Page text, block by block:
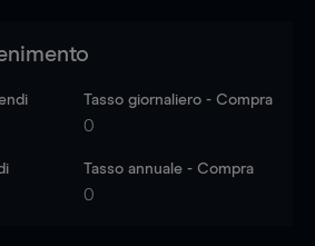
Tasso giornaliero - Compra
0
Tasso annuale - Compra
0